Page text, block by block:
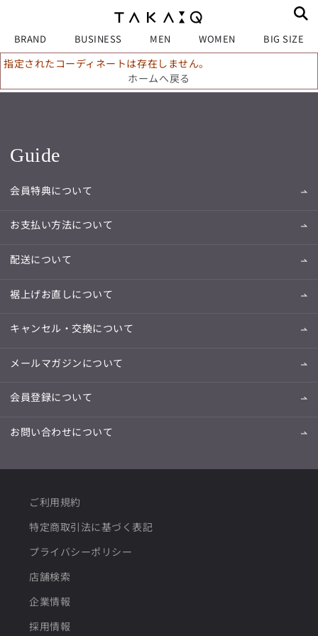
BRAND BUSINESS MEN WOMEN BIG SIZE
指定されたコーディネートは存在しません。
ホームへ戻る
Guide
会員特典について
お支払い方法について
配送について
裾上げお直しについて
キャンセル・交換について
メールマガジンについて
会員登録について
お問い合わせについて
ご利用規約
特定商取引法に基づく表記
プライバシーポリシー
店舗検索
企業情報
採用情報